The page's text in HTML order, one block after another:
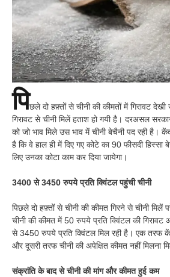
पिछले दो हफ़्तों से चीनी की कीमतों में गिरावट देखी
गिरावट से चीनी मिलें हताश हो गयी है। दरअसल
को जो भाव मिले उस भाव में चीनी बेचैनी पद रही है।
है कि वे हाल ही में दिए गए कोटे का 90 फीसदी
लिए उनका कोटा काम कर दिया जायेगा।
3400 से 3450 रुपये प्रति क्विंटल पहुंची चीनी
पिछले दो हफ़्तों से चीनी की कीमत गिरने से चीनी
चीनी की कीमत में 50 रुपये प्रति क्विंटल की
से 3450 रुपये प्रति क्विंटल मिल रही है। एक तरफ
और दूसरी तरफ चीनी की अपेक्षित कीमत नहीं मिलना
संक्रांति के बाद से चीनी की मांग और कीमत हुई कम